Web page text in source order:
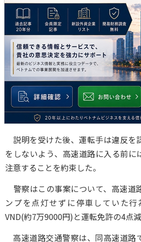
説明を受けた後、運転手は違反を
をしないよう、高速道路に入る前に
注意することを約束した。
警察はこの事案について、高速道
ンプを点灯せずに停車していた
VND(約7万9000円)と運転免許の4点
高速道路交通警察は、同高速道路